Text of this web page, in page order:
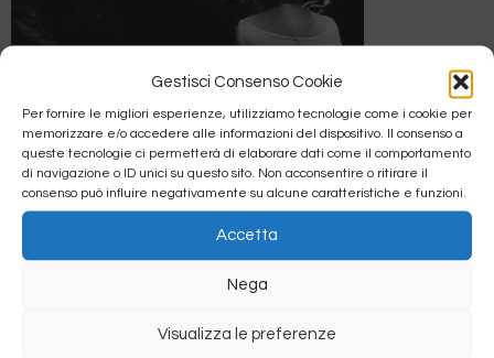
Gestisci Consenso Cookie
Per fornire le migliori esperienze, utilizziamo tecnologie come i cookie per
memorizzare e/o accedere alle informazioni del dispositivo. Il consenso a
queste tecnologie ci permetterà di elaborare dati come il comportamento
di navigazione o ID unici su questo sito. Non acconsentire o ritirare il
consenso può influire negativamente su alcune caratteristiche e funzioni.
Accetta
Nega
Visualizza le preferenze
Un momento della serata
La mostra sarà visitabile anche
durante laSagra del Rosarionel
Centro Parrocchiale di Torri di
Quartesolo
29 Settembre al02 Ottobre 2023.